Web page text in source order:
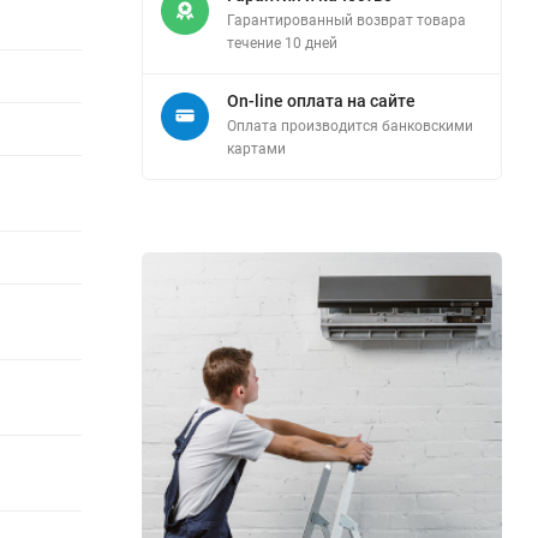
Гарантированный возврат товара
течение 10 дней
On-line оплата на сайте
Оплата производится банковскими
картами